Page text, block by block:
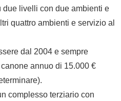
due livelli con due ambienti e
quattro ambienti e servizio al
dal 2004 e sempre
annuo di 15.000 €
complesso terziario con